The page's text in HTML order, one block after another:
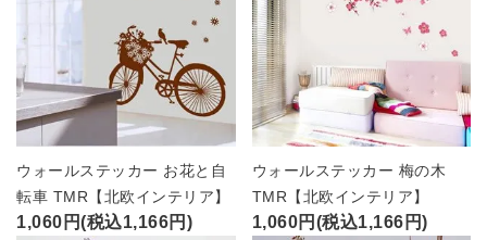
ウォールステッカー お花と自
転車 TMR【北欧インテリア】
1,060円(税込1,166円)
ウォールステッカー 梅の木
TMR【北欧インテリア】
1,060円(税込1,166円)